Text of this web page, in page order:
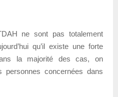
ne sont pas totalement
qu’il existe une forte
la majorité des cas, on
personnes concernées dans